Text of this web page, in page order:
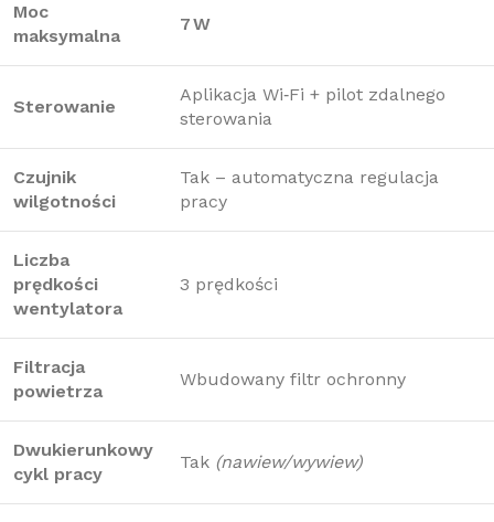
Moc
maksymalna
7 W
Sterowanie
Aplikacja Wi‑Fi + pilot zdalnego
sterowania
Czujnik
wilgotności
Tak – automatyczna regulacja
pracy
Liczba
prędkości
wentylatora
3 prędkości
Filtracja
powietrza
Wbudowany filtr ochronny
Dwukierunkowy
cykl pracy
Tak (nawiew/wywiew)